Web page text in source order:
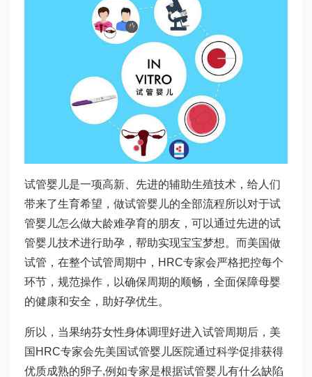
试管婴儿是一项高新、先进的辅助生殖技术，给人们
带来了生育希望， 做试管婴儿的全部流程所以对于试
管婴儿怎么做大龄难孕育的朋友，可以通过先进的试
管婴儿技术进行助孕，帮助实现宝宝梦想。而美国做
试管，在整个试管周期中，HRC专家会严格把控每个
环节，规范操作，以确保周期的顺畅，全面保障母婴
的健康和安全，助好孕优生。
所以，当果纳芬女性身体调理好进入试管周期后，美
国HRC专家会先美国试管婴儿医院通过科学促排获得
优质成熟的卵子,例如专家是根据试管婴儿有什么缺陷